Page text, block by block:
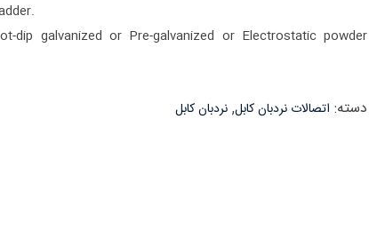
dip galvanized or Pre-galvanized or Electrostatic powder
دسته: اتصالات نردبان کابل, نردبان کابل